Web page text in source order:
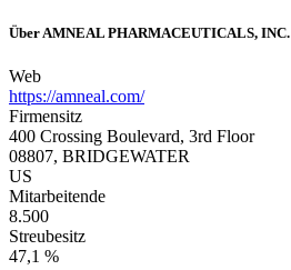
Über AMNEAL PHARMACEUTICALS, INC.
Web
https://amneal.com/
Firmensitz
400 Crossing Boulevard, 3rd Floor
08807, BRIDGEWATER
US
Mitarbeitende
8.500
Streubesitz
47,1 %